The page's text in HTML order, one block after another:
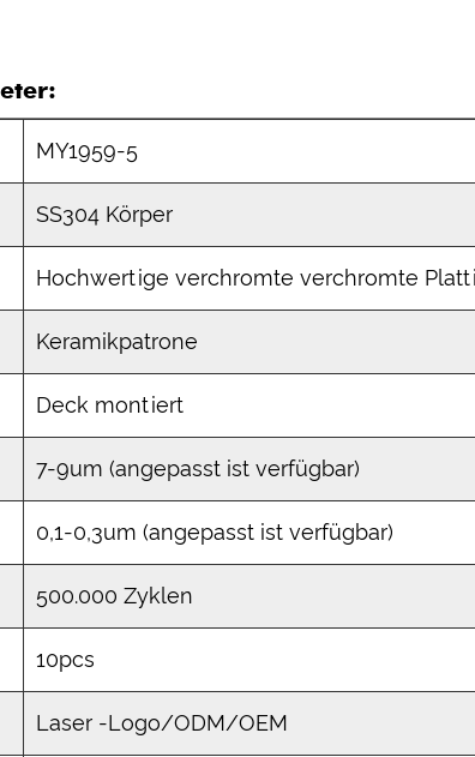
MY1959-5
SS304 Körper
Hochwertige verchromte verchromte
Keramikpatrone
Deck montiert
7-9um (angepasst ist verfügbar)
0,1-0,3um (angepasst ist verfügbar)
500.000 Zyklen
10pcs
Laser -Logo/ODM/OEM